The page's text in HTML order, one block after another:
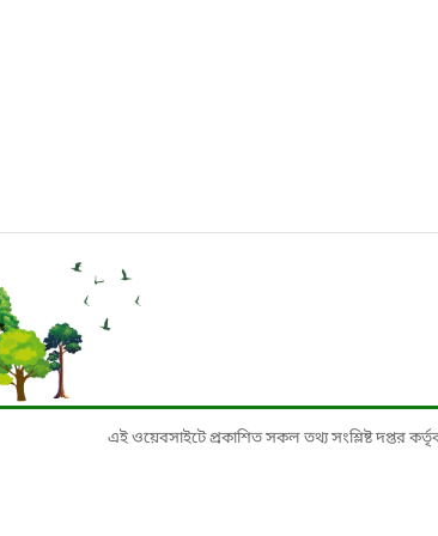
এই ওয়েবসাইটে প্রকাশিত সকল তথ্য সংশ্লিষ্ট দপ্তর